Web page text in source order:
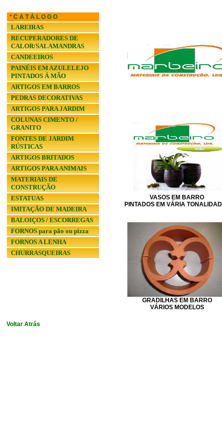
* C A T Á L O G O
LAREIRAS
RECUPERADORES DE
CALOR/SALAMANDRAS
CANDEEIROS
PAINÉIS EM AZULELEJO
PINTADOS Á MÃO
ARTIGOS EM BARROS
PEDRAS DECORATIVAS
ARTIGOS PARA JARDIM
COLUNAS CIMENTO /
GRANITO
FONTES DE JARDIM
RÚSTICAS
ARTIGOS BRITADOS
ARTIGOS PARA ANIMAIS
MATERIAIS DE
CONSTRUÇÃO
ESTATUAS
IMITAÇÃO DE MADEIRA
BALOIÇOS / ESCORREGAS
FORNOS para pão ou pizza
FORNOS A LENHA
CHURRASQUEIRAS
VASOS EM BARRO
PINTADOS EM VÁRIA
GRADILHAS EM BARRO
VÁRIOS MODELOS
Voltar Atrás